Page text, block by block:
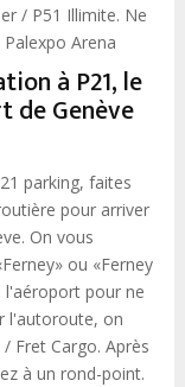
à P21, le
de Genève
parking, faites
pour arriver
On vous
ou «Ferney
l'aéroport pour ne
l'autoroute, on
Fret Cargo. Après
à un rond-point.